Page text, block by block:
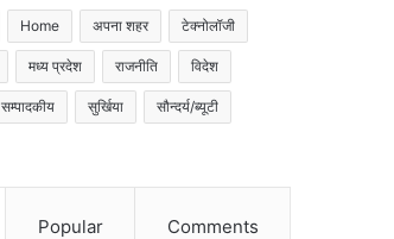
Home अपना शहर टेक्नोलॉजी
मध्य प्रदेश राजनीति विदेश
सम्पादकीय सुर्खिया सौन्दर्य/ब्यूटी
Popular Comments